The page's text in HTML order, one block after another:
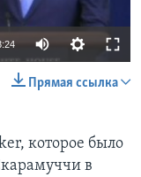
Прямая ссылка
которое было
в